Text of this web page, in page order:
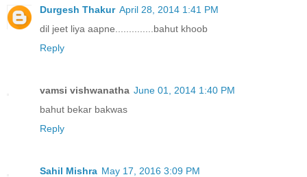
Durgesh Thakur April 28, 2014 1:41 PM
dil jeet liya aapne..............bahut khoob
Reply
vamsi vishwanatha June 01, 2014 1:40 PM
bahut bekar bakwas
Reply
Sahil Mishra May 17, 2016 3:09 PM